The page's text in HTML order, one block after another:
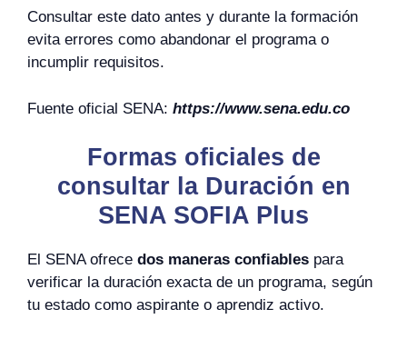
Consultar este dato antes y durante la formación
evita errores como abandonar el programa o
incumplir requisitos.
Fuente oficial SENA: https://www.sena.edu.co
Formas oficiales de
consultar la Duración en
SENA SOFIA Plus
El SENA ofrece dos maneras confiables para
verificar la duración exacta de un programa, según
tu estado como aspirante o aprendiz activo.